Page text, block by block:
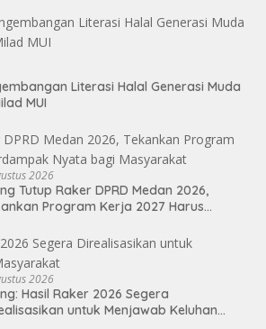
Literasi Halal Generasi Muda
MUI
2026
Tutup Raker DPRD Medan 2026,
Program Kerja 2027 Harus
2026
Hasil Raker 2026 Segera
untuk Menjawab Keluhan